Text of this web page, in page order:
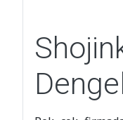
Pek çok
alındıklarında